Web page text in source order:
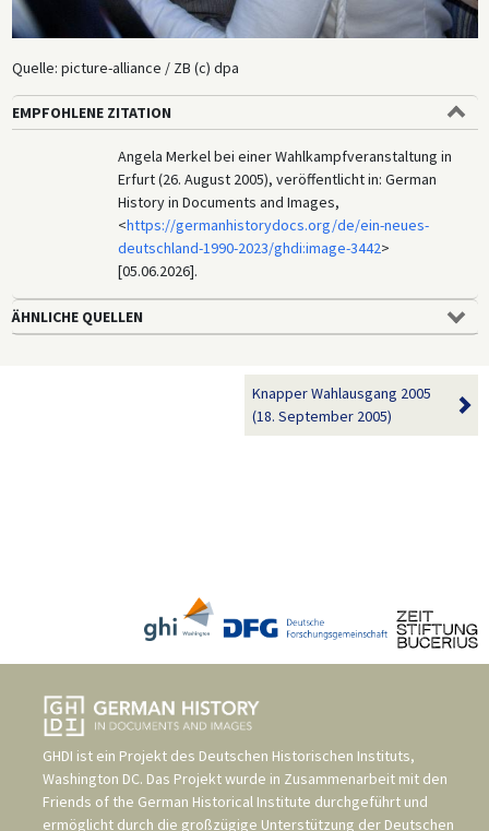
Quelle: picture-alliance / ZB (c) dpa
EMPFOHLENE ZITATION
Angela Merkel bei einer Wahlkampfveranstaltung in
Erfurt (26. August 2005), veröffentlicht in: German
History in Documents and Images,
<https://germanhistorydocs.org/de/ein-neues-
deutschland-1990-2023/ghdi:image-3442>
[05.06.2026].
ÄHNLICHE QUELLEN
Knapper Wahlausgang 2005
(18. September 2005)
GHDI ist ein Projekt des Deutschen Historischen Instituts,
Washington DC. Das Projekt wurde in Zusammenarbeit mit den
Friends of the German Historical Institute durchgeführt und
ermöglicht durch die großzügige Unterstützung der Deutschen